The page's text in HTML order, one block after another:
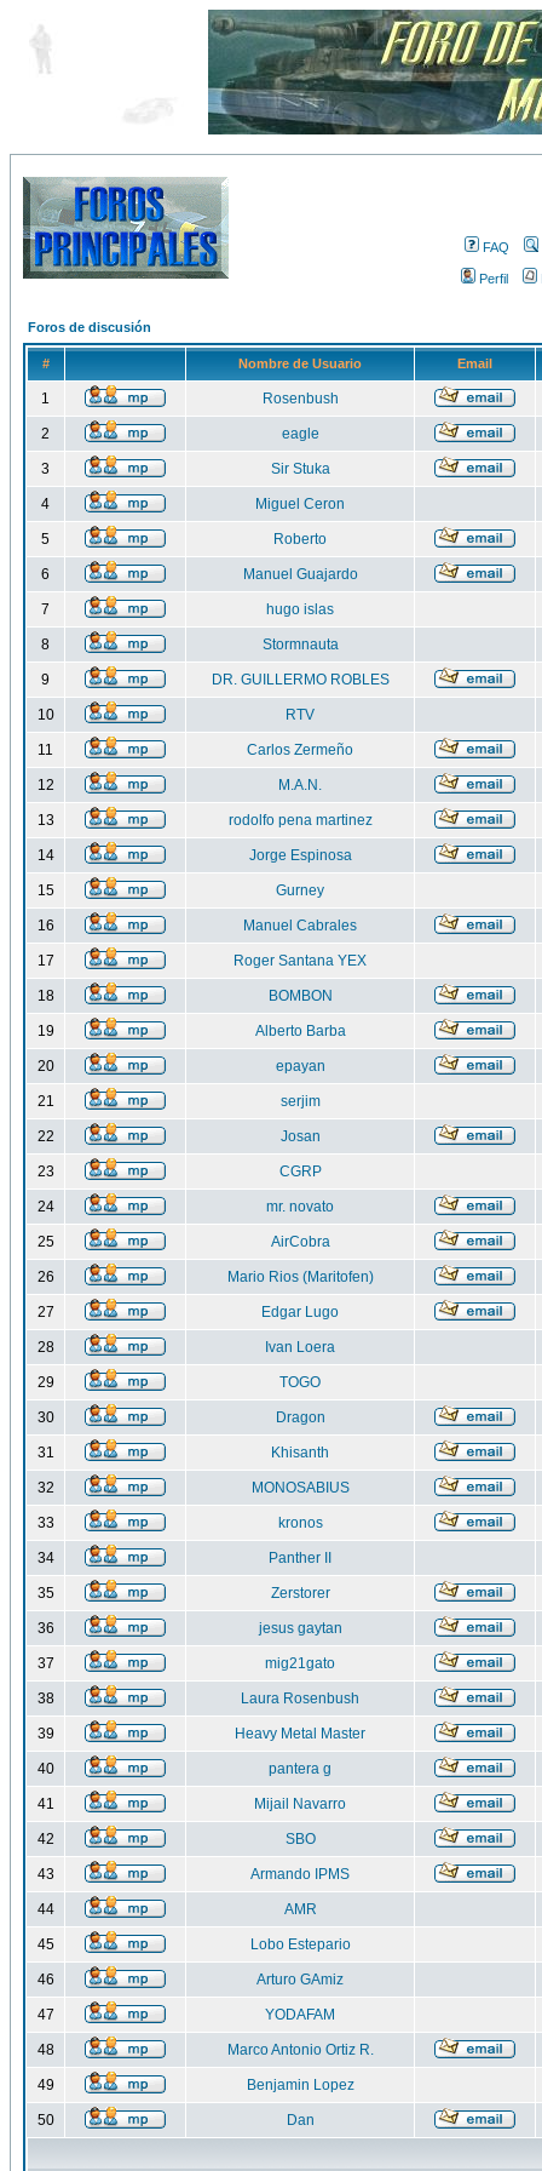
FAQ
Perfil
Foros de discusión
# Nombre de Usuario Email
1 Rosenbush
2 eagle
3 Sir Stuka
4 Miguel Ceron
5 Roberto
6 Manuel Guajardo
7 hugo islas
8 Stormnauta
9 DR. GUILLERMO ROBLES
10 RTV
11 Carlos Zermeño
12 M.A.N.
13 rodolfo pena martinez
14 Jorge Espinosa
15 Gurney
16 Manuel Cabrales
17 Roger Santana YEX
18 BOMBON
19 Alberto Barba
20 epayan
21 serjim
22 Josan
23 CGRP
24 mr. novato
25 AirCobra
26 Mario Rios (Maritofen)
27 Edgar Lugo
28 Ivan Loera
29 TOGO
30 Dragon
31 Khisanth
32 MONOSABIUS
33 kronos
34 Panther II
35 Zerstorer
36 jesus gaytan
37 mig21gato
38 Laura Rosenbush
39 Heavy Metal Master
40 pantera g
41 Mijail Navarro
42 SBO
43 Armando IPMS
44 AMR
45 Lobo Estepario
46 Arturo GAmiz
47 YODAFAM
48 Marco Antonio Ortiz R.
49 Benjamin Lopez
50 Dan